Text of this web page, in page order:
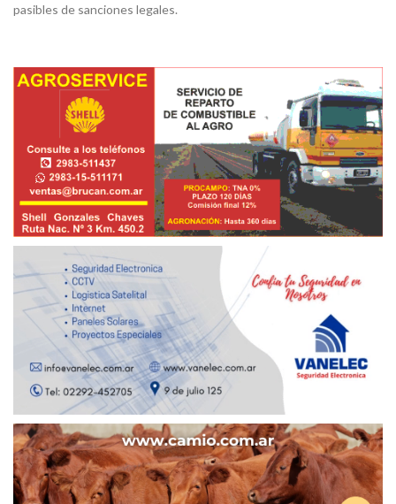
pasibles de sanciones legales.